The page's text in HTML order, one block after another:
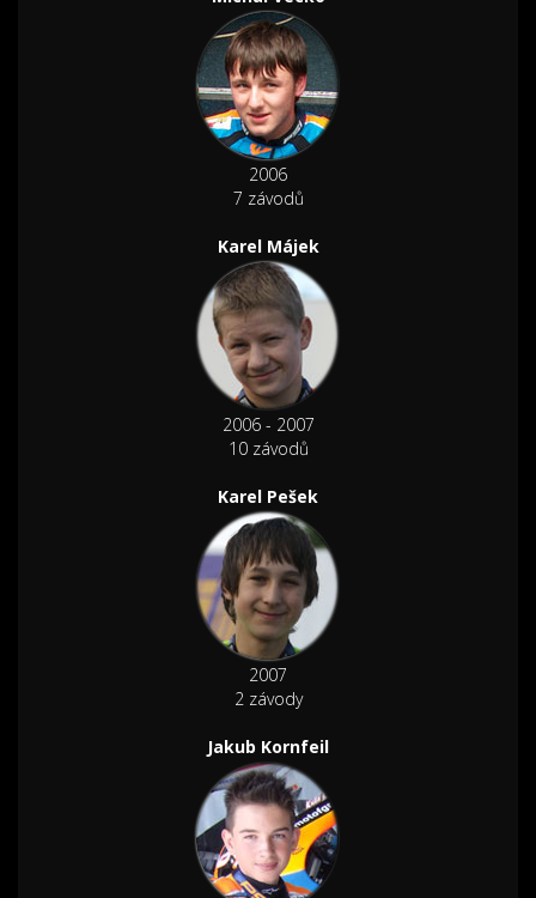
2006
7 závodů
Karel Májek
2006 - 2007
10 závodů
Karel Pešek
2007
2 závody
Jakub Kornfeil